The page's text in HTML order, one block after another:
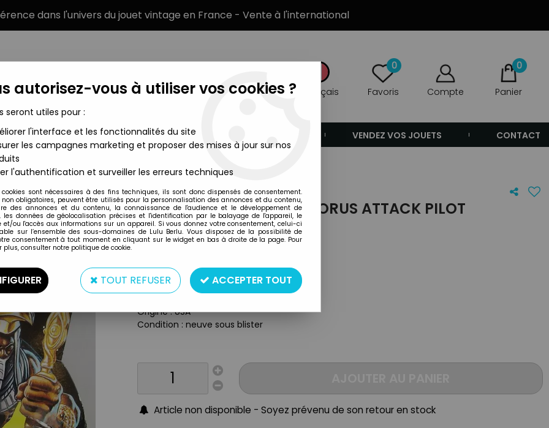
dans l'univers du jouet vintage en France - Vente à l'international
Français
0
Favoris Compte
0
Panier
MARQUES TYPE DE PRODUIT VENDEZ VOS JOUETS CONTACT
Hasbro
STARGATE - HASBRO - HORUS ATTACK PILOT
AR0004501
Taille : 12cm
Matière : plastique
Origine : USA
Condition : neuve sous blister
Article non disponible - Soyez prévenu de son retour en stock
autorisez-vous à utiliser vos cookies ?
seront utiles pour :
l'interface et les fonctionnalités du site
les campagnes marketing et proposer des mises à jour sur nos
l'authentification et surveiller les erreurs techniques
cookies sont nécessaires à des fins techniques, ils sont donc dispensés de consentement.
non obligatoires, peuvent être utilisés pour la personnalisation des annonces et du contenu,
des annonces et du contenu, la connaissance de l'audience et le développement de
les données de géolocalisation précises et l'identification par le balayage de l'appareil, le
et/ou l'accès aux informations sur un appareil. Si vous donnez votre consentement, celui-ci
sur l’ensemble des sous-domaines de Lulu Berlu. Vous disposez de la possibilité de
consentement à tout moment en cliquant sur le widget en bas à droite de la page. Pour
plus, consulter notre politique de cookie.
TOUT REFUSER ACCEPTER TOUT